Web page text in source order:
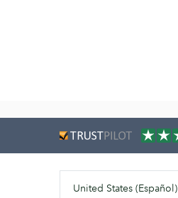
United States (Español)